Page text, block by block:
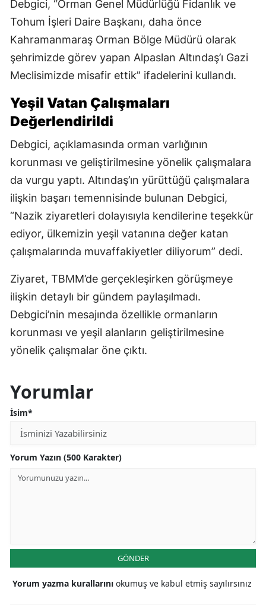
Debgici, “Orman Genel Müdürlüğü Fidanlık ve
Tohum İşleri Daire Başkanı, daha önce
Kahramanmaraş Orman Bölge Müdürü olarak
şehrimizde görev yapan Alpaslan Altındaş’ı Gazi
Meclisimizde misafir ettik” ifadelerini kullandı.
Yeşil Vatan Çalışmaları
Değerlendirildi
Debgici, açıklamasında orman varlığının
korunması ve geliştirilmesine yönelik çalışmalara
da vurgu yaptı. Altındaş’ın yürüttüğü çalışmalara
ilişkin başarı temennisinde bulunan Debgici,
“Nazik ziyaretleri dolayısıyla kendilerine teşekkür
ediyor, ülkemizin yeşil vatanına değer katan
çalışmalarında muvaffakiyetler diliyorum” dedi.
Ziyaret, TBMM’de gerçekleşirken görüşmeye
ilişkin detaylı bir gündem paylaşılmadı.
Debgici’nin mesajında özellikle ormanların
korunması ve yeşil alanların geliştirilmesine
yönelik çalışmalar öne çıktı.
Yorumlar
İsim*
Yorum Yazın (500 Karakter)
GÖNDER
Yorum yazma kurallarını okumuş ve kabul etmiş sayılırsınız